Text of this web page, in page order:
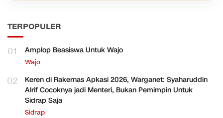
TERPOPULER
01 Amplop Beasiswa Untuk Wajo
Wajo
02
Keren di Rakernas Apkasi 2026, Warganet: Syaharuddin
Alrif Cocoknya jadi Menteri, Bukan Pemimpin Untuk
Sidrap Saja
Sidrap